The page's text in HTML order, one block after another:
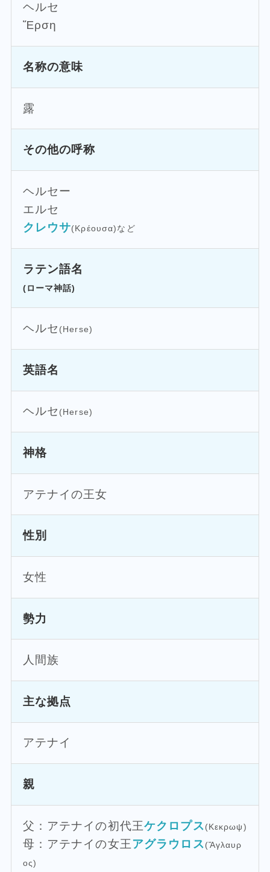
ヘルセ
Ἕρση
名称の意味
露
その他の呼称
ヘルセー
エルセ
クレウサ(Κρέουσα)など
ラテン語名
(ローマ神話)
ヘルセ (Herse)
英語名
ヘルセ (Herse)
神格
アテナイの王女
性別
女性
勢力
人間族
主な拠点
アテナイ
親
父：アテナイの初代王ケクロプス(Κεκρωψ)
母：アテナイの女王アグラウロス(Ἄγλαυρ
ος)